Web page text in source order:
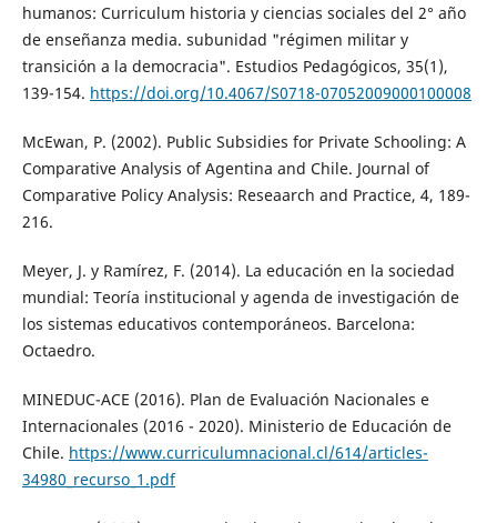
humanos: Curriculum historia y ciencias sociales del 2° año
de enseñanza media. subunidad "régimen militar y
transición a la democracia". Estudios Pedagógicos, 35(1),
139-154. https://doi.org/10.4067/S0718-07052009000100008
McEwan, P. (2002). Public Subsidies for Private Schooling: A
Comparative Analysis of Agentina and Chile. Journal of
Comparative Policy Analysis: Reseaarch and Practice, 4, 189-
216.
Meyer, J. y Ramírez, F. (2014). La educación en la sociedad
mundial: Teoría institucional y agenda de investigación de
los sistemas educativos contemporáneos. Barcelona:
Octaedro.
MINEDUC-ACE (2016). Plan de Evaluación Nacionales e
Internacionales (2016 - 2020). Ministerio de Educación de
Chile. https://www.curriculumnacional.cl/614/articles-
34980_recurso_1.pdf